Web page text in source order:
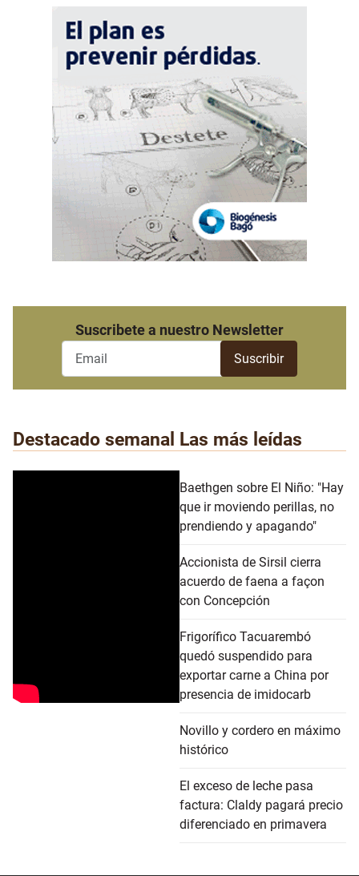
Suscribete a nuestro Newsletter
Destacado semanal Las más leídas
Baethgen sobre El Niño: "Hay
que ir moviendo perillas, no
prendiendo y apagando"
Accionista de Sirsil cierra
acuerdo de faena a façon
con Concepción
Frigorífico Tacuarembó
quedó suspendido para
exportar carne a China por
presencia de imidocarb
Novillo y cordero en máximo
histórico
El exceso de leche pasa
factura: Claldy pagará precio
diferenciado en primavera